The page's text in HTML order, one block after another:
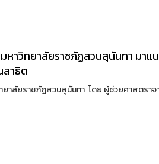
าวิทยาลัยราชภัฏสวนสุนันทา มาแ
สาธิต
าลัยราชภัฏสวนสุนันทา โดย ผู้ช่วยศาสตรา